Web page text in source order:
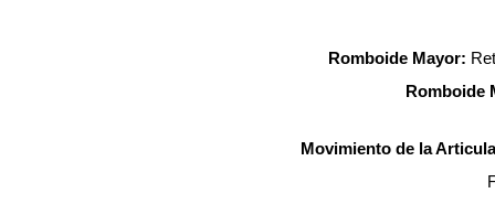
Romboide Mayor:
Romboide
Movimiento de la